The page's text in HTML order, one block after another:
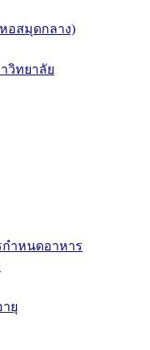
อสมุดกลาง)
วิทยาลัย
ำหนดอาหาร
ยุ